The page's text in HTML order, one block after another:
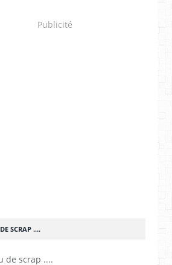
Publicité
SCRAP ....